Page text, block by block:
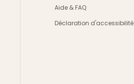
Aide & FAQ
Déclaration d'accessibilité